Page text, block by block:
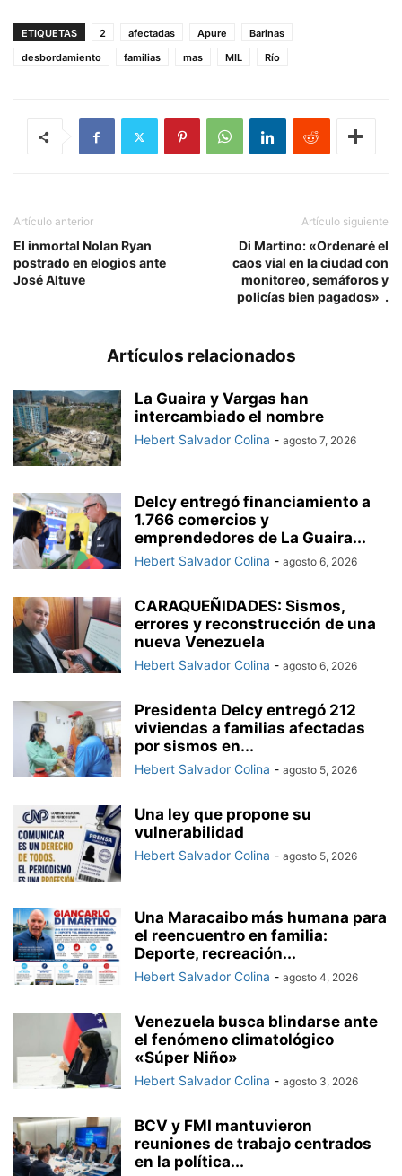
ETIQUETAS 2 afectadas Apure
Barinas
desbordamiento
familias mas MIL Río
Artículo anterior
El inmortal Nolan Ryan
postrado en elogios ante
José Altuve
Artículo siguiente
Di Martino: «Ordenaré el
caos vial en la ciudad con
monitoreo, semáforos y
policías bien pagados» .
Artículos relacionados
La Guaira y Vargas han
intercambiado el nombre
Hebert Salvador Colina - agosto 7, 2026
Delcy entregó financiamiento a
1.766 comercios y
emprendedores de La Guaira...
Hebert Salvador Colina - agosto 6, 2026
CARAQUEÑIDADES: Sismos,
errores y reconstrucción de una
nueva Venezuela
Hebert Salvador Colina - agosto 6, 2026
Presidenta Delcy entregó 212
viviendas a familias afectadas
por sismos en...
Hebert Salvador Colina - agosto 5, 2026
Una ley que propone su
vulnerabilidad
Hebert Salvador Colina - agosto 5, 2026
Una Maracaibo más humana para
el reencuentro en familia:
Deporte, recreación...
Hebert Salvador Colina - agosto 4, 2026
Venezuela busca blindarse ante
el fenómeno climatológico
«Súper Niño»
Hebert Salvador Colina - agosto 3, 2026
BCV y FMI mantuvieron
reuniones de trabajo centrados
en la política...